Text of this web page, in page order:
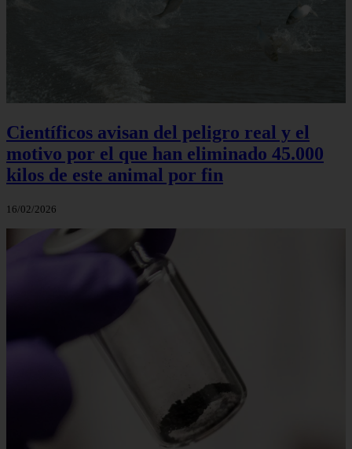
Científicos avisan del peligro real y el
motivo por el que han eliminado 45.000
kilos de este animal por fin
16/02/2026